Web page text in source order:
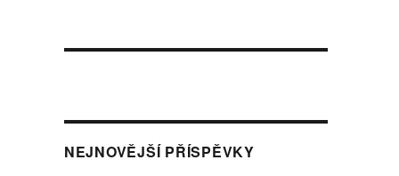
NEJNOVĚJŠÍ PŘÍSPĚVKY